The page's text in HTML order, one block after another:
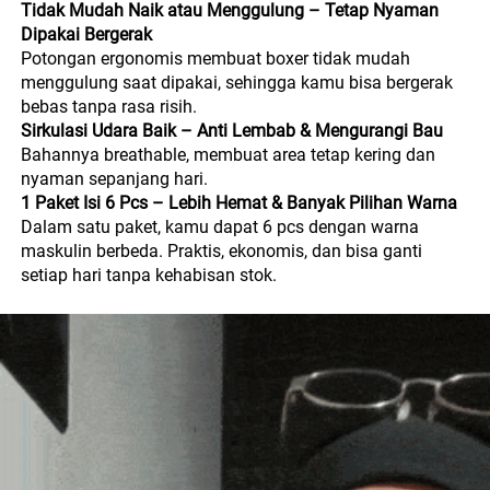
Tidak Mudah Naik atau Menggulung – Tetap Nyaman
Dipakai Bergerak
Potongan ergonomis membuat boxer tidak mudah
menggulung saat dipakai, sehingga kamu bisa bergerak
bebas tanpa rasa risih.
Sirkulasi Udara Baik – Anti Lembab & Mengurangi Bau
Bahannya breathable, membuat area tetap kering dan
nyaman sepanjang hari.
1 Paket Isi 6 Pcs – Lebih Hemat & Banyak Pilihan Warna
Dalam satu paket, kamu dapat 6 pcs dengan warna
maskulin berbeda. Praktis, ekonomis, dan bisa ganti
setiap hari tanpa kehabisan stok.